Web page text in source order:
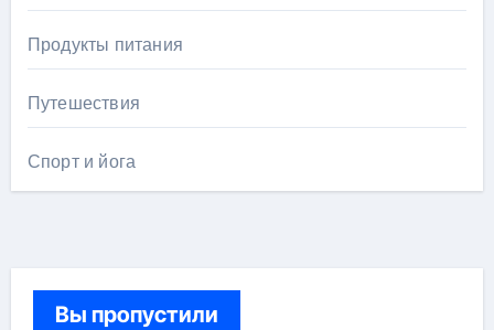
Продукты питания
Путешествия
Спорт и йога
Вы пропустили